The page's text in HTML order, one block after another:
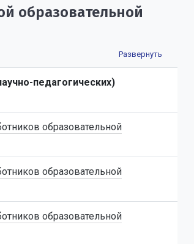
образовательной
педагогических)
образовательной
образовательной
образовательной